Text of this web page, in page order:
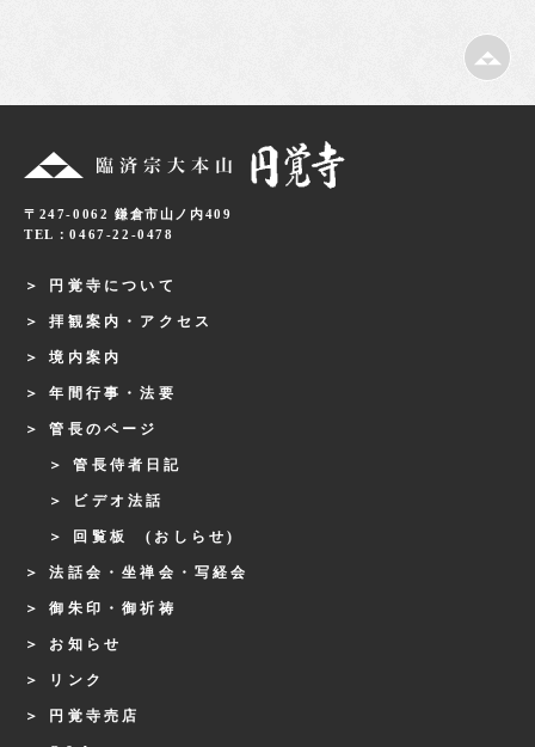
〒247-0062 鎌倉市山ノ内409
TEL：0467-22-0478
円覚寺について
拝観案内・アクセス
境内案内
年間行事・法要
管長のページ
管長侍者日記
ビデオ法話
回覧板 (おしらせ)
法話会・坐禅会・写経会
御朱印・御祈祷
お知らせ
リンク
円覚寺売店